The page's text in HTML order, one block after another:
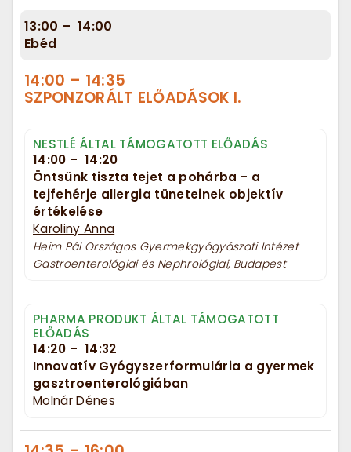
13:00 – 14:00
Ebéd
14:00 – 14:35
SZPONZORÁLT ELŐADÁSOK I.
NESTLÉ ÁLTAL TÁMOGATOTT ELŐADÁS
14:00 – 14:20
Öntsünk tiszta tejet a pohárba - a
tejfehérje allergia tüneteinek objektív
értékelése
Karoliny Anna
Heim Pál Országos Gyermekgyógyászati Intézet
Gastroenterológiai és Nephrológiai, Budapest
PHARMA PRODUKT ÁLTAL TÁMOGATOTT
ELŐADÁS
14:20 – 14:32
Innovatív Gyógyszerformulária a gyermek
gasztroenterológiában
Molnár Dénes